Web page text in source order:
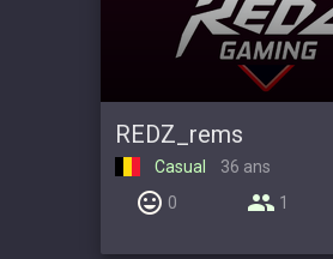
REDZ_rems
Casual
36 ans
0
1